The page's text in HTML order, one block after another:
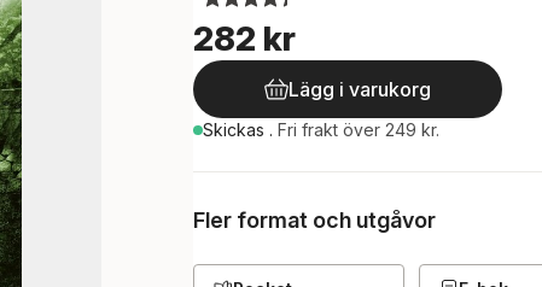
282 kr
Lägg i varukorg
Skickas . Fri frakt över 249 kr.
Fler format och utgåvor